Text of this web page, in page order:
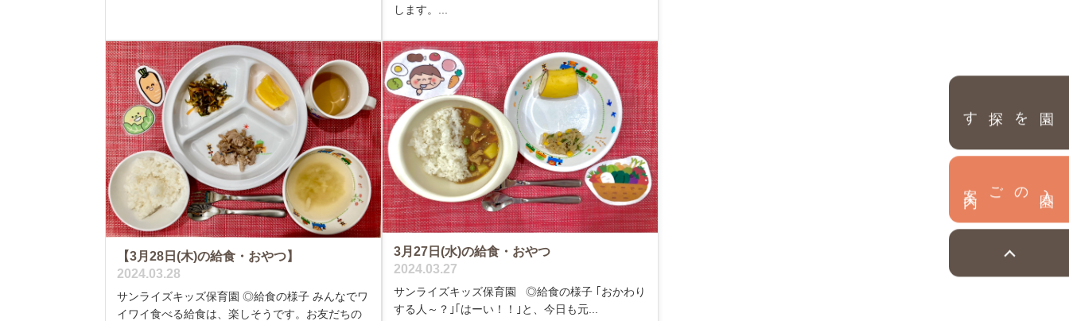
園を探す
します。...
【3月28日(木)の給食・おやつ】
2024.03.28
サンライズキッズ保育園 ◎給食の様子 みんなでワ
イワイ食べる給食は、楽しそうです。お友だちの
3月27日(水)の給食・おやつ
2024.03.27
サンライズキッズ保育園 ◎給食の様子 ｢おかわり
する人～？｣｢はーい！！｣と、今日も元...